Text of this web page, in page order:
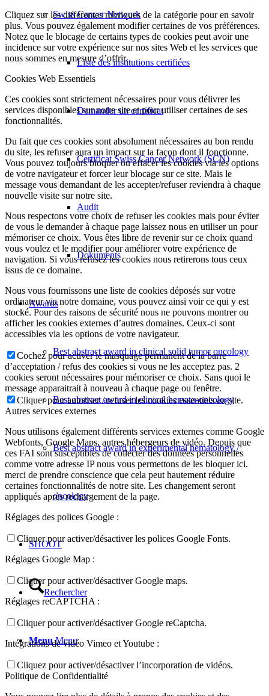
Swiss Cancer Network
Liste des institutions certifiées
Demander un certificat
Certificat Swiss Cancer Network (SCN)
Audit
Dokuments
Awards
Best abstract award in clinical solid tumor oncology
Best abstract award in clinical hemato-oncology
Best abstract award in experimental hematology /
oncology
SHOOT
Rechercher
Menu Menu
Cliquez sur les différentes rubriques de la catégorie pour en savoir
plus. Vous pouvez également modifier certaines de vos préférences.
Notez que le blocage de certains types de cookies peut avoir une
incidence sur votre expérience sur nos sites Web et les services que
nous sommes en mesure d’offrir.
Cookies Web Essentiels
Ces cookies sont strictement nécessaires pour vous délivrer les
services disponibles sur notre site et pour utiliser certaines de ses
fonctionnalités.
Du fait que ces cookies sont absolument nécessaires au bon rendu
du site, les refuser aura un impact sur la façon dont il fonctionne.
Vous pouvez toujours bloquer ou effacer les cookies via les options
de votre navigateur et forcer leur blocage sur ce site. Mais le
message vous demandant de les accepter/refuser reviendra à chaque
nouvelle visite sur notre site.
Nous respectons votre choix de refuser les cookies mais pour éviter
de vous le demander à chaque page laissez nous en utiliser un pour
mémoriser ce choix. Vous êtes libre de revenir sur ce choix quand
vous voulez et le modifier pour améliorer votre expérience de
navigation. Si vous refusez les cookies nous retirerons tous ceux
issus de ce domaine.
Nous vous fournissons une liste de cookies déposés sur votre
ordinateur via notre domaine, vous pouvez ainsi voir ce qui y est
stocké. Pour des raisons de sécurité nous ne pouvons montrer ou
afficher les cookies externes d’autres domaines. Ceux-ci sont
accessibles via les options de votre navigateur.
Cochez pour activer le masquage permanent de la barre
d’acceptation / refus des cookies si vous ne les acceptez pas. 2
cookies seront nécessaires pour mémoriser ce choix. Sans quoi le
message apparaitrait à nouveau à chaque page ou fenêtre.
Cliquer pour autoriser / refuser les cookies essentiels au site.
Autres services externes
Nous utilisons également différents services externes comme Google
Webfonts, Google Maps, autres hébergeurs de vidéo. Depuis que
ces FAI sont susceptibles de collecter des données personnelles
comme votre adresse IP nous vous permettons de les bloquer ici.
merci de prendre conscience que cela peut hautement réduire
certaines fonctionnalités de notre site. Les changement seront
appliqués après rechargement de la page.
Réglages des polices Google :
Cliquer pour activer/désactiver les polices Google Fonts.
Réglages Google Map :
Cliquer pour activer/désactiver Google maps.
Réglages reCAPTCHA :
Cliquer pour activer/désactiver Google reCaptcha.
Intégrations de vidéo Vimeo et Youtube :
Cliquez pour activer/désactiver l’incorporation de vidéos.
Politique de Confidentialité